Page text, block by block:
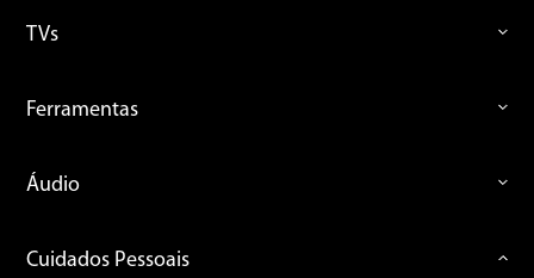
TVs
Ferramentas
Áudio
Cuidados Pessoais